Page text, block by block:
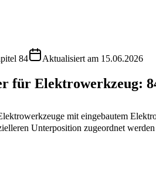
84 Aktualisiert am 15.06.2026
für Elektrowerkzeug:
mit eingebautem
Unterposition zugeordnet